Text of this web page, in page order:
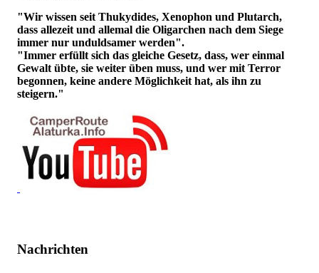
"Wir wissen seit Thukydides, Xenophon und Plutarch,
dass allezeit und allemal die Oligarchen nach dem Siege
immer nur unduldsamer werden".
"Immer erfüllt sich das gleiche Gesetz, dass, wer einmal
Gewalt übte, sie weiter üben muss, und wer mit Terror
begonnen, keine andere Möglichkeit hat, als ihn zu
steigern."
Nachrichten